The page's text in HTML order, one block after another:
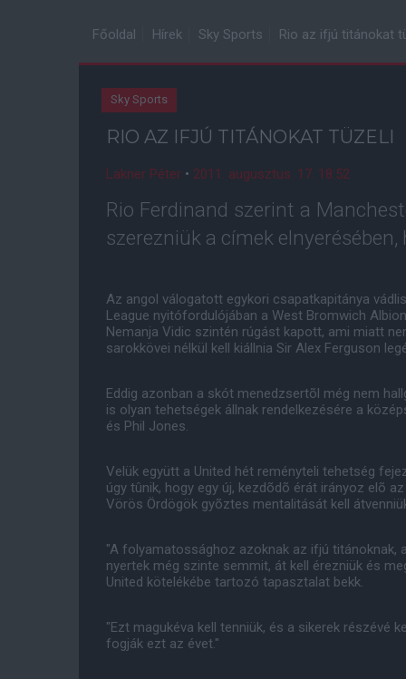
Főoldal Hírek Sky Sports Rio az ifjú titánokat
Sky Sports
RIO AZ IFJÚ TITÁNOKAT TÜZELI
Lakner Péter • 2011. augusztus. 17. 18:52
Rio Ferdinand szerint a
szerezniük a címek
Az angol válogatott egykori csapatkapitánya
League nyitófordulójában a West Bromwich
Nemanja Vidic szintén rúgást kapott, ami miatt
sarokkövei nélkül kell kiállnia Sir Alex Ferguson
Eddig azonban a skót menedzsertõl még nem
is olyan tehetségek állnak rendelkezésére a
és Phil Jones.
Velük együtt a United hét reményteli tehetség
úgy tûnik, hogy egy új, kezdõdõ érát irányoz elõ
Vörös Ördögök gyõztes mentalitását kell
"A folyamatossághoz azoknak az ifjú titánoknak,
nyertek még szinte semmit, át kell érezniük és
United kötelékébe tartozó tapasztalat bekk.
"Ezt magukéva kell tenniük, és a sikerek részévé
fogják ezt az évet."